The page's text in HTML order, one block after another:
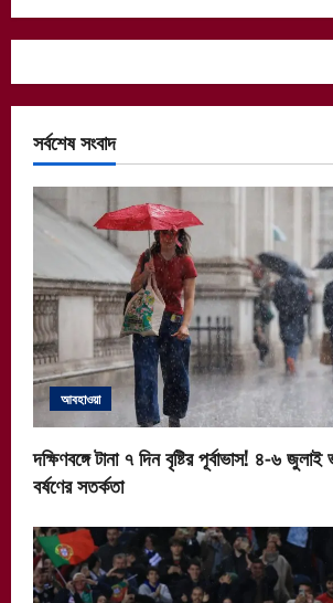
সর্বশেষ সংবাদ
আবহাওয়া
দক্ষিণবঙ্গে টানা ৭ দিন বৃষ্টির পূর্বাভাস! ৪-৬
বর্ষণের সতর্কতা